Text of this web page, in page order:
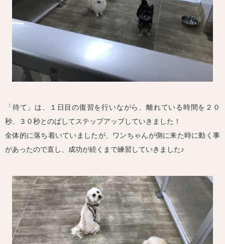
「待て」は、１日目の復習を行いながら、離れている時間を２０
秒、３０秒とのばしてステップアップしていきました！
全体的に落ち着いていましたが、ワンちゃんが側に来た時に動く事
があったので直し、成功が続くまで練習していきました♪